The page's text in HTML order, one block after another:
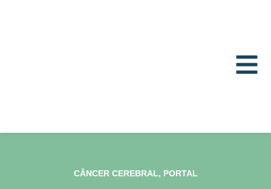
CÂNCER CEREBRAL, PORTAL